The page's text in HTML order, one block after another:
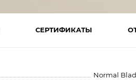
СЕРТИФИКАТЫ
Normal